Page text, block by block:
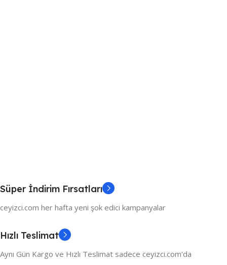
Süper İndirim Fırsatları
ceyizci.com her hafta yeni şok edici kampanyalar
Hızlı Teslimat
Aynı Gün Kargo ve Hızlı Teslimat sadece ceyizci.com'da